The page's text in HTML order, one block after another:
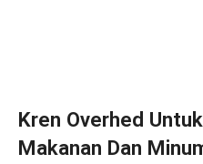
Kren Overhed
Makanan Dan